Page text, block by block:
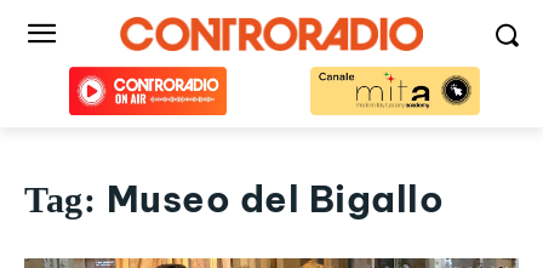
Tag: Museo del Bigallo